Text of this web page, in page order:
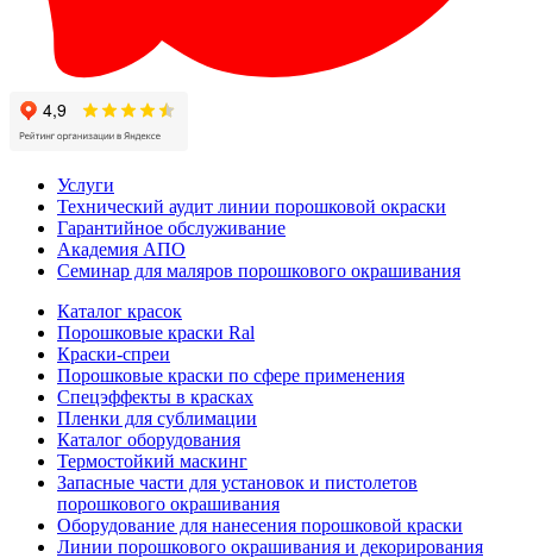
Услуги
Технический аудит линии порошковой окраски
Гарантийное обслуживание
Академия АПО
Семинар для маляров порошкового окрашивания
Каталог красок
Порошковые краски Ral
Краски-спреи
Порошковые краски по сфере применения
Спецэффекты в красках
Пленки для сублимации
Каталог оборудования
Термостойкий маскинг
Запасные части для установок и пистолетов
порошкового окрашивания
Оборудование для нанесения порошковой краски
Линии порошкового окрашивания и декорирования